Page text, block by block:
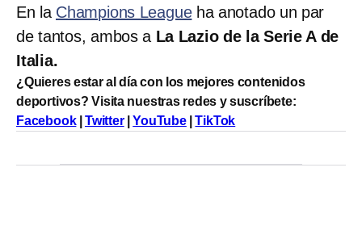
En la Champions Leagueha anotado un par
de tantos, ambos a La Lazio de la Serie A de
Italia.
¿Quieres estar al día con los mejores contenidos
deportivos? Visita nuestras redes y suscríbete:
Facebook|Twitter|YouTube|TikTok